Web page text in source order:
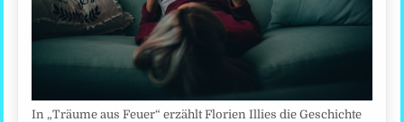
In „Träume aus Feuer“ erzählt Florien Illies die Geschichte